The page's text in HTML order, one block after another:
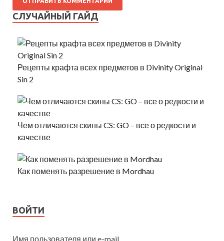
СЛУЧАЙНЫЙ ГАЙД
Рецепты крафта всех предметов в Divinity Original
Sin 2
Чем отличаются скины CS: GO – все о редкости и
качестве
Как поменять разрешение в Mordhau
ВОЙТИ
Имя пользователя или e-mail